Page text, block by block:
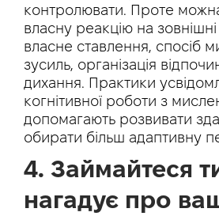
контролювати. Проте
власну реакцію на
власне ставлення, спосіб
зусиль, організація
дихання. Практики
когнітивної роботи з
допомагають розвивати
обирати більш адаптивну
4. Займайтеся
нагадує про